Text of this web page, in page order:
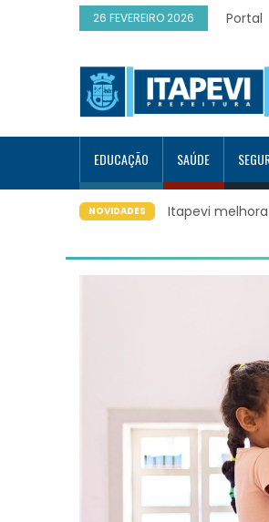
26 FEVEREIRO 2026 Portal
EDUCAÇÃO SAÚDE
NOVIDADES
nota no IDEB 2025 e registra